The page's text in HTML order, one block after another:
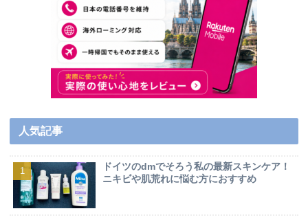
人気記事
ドイツのdmでそろう私の最新スキンケア！
ニキビや肌荒れに悩む方におすすめ